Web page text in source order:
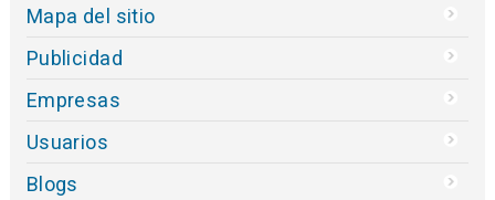
Mapa del sitio
Publicidad
Empresas
Usuarios
Blogs